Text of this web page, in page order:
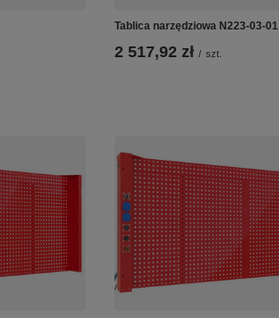
Tablica narzędziowa N223-03-01
2 517,92 zł / szt.